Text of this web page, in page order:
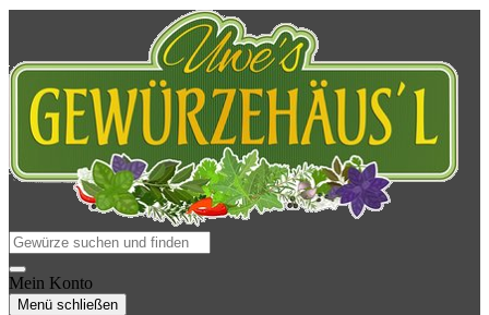
Mein Konto
Menü schließen